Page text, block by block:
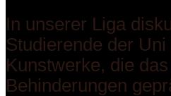
In unserer Liga
Studierende der
Kunstwerke, die
Behinderungen